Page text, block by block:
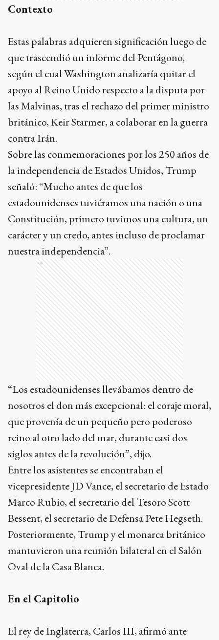
Contexto
Estas palabras adquieren significación luego de
que trascendió un informe del Pentágono,
según el cual Washington analizaría quitar el
apoyo al Reino Unido respecto a la disputa por
las Malvinas, tras el rechazo del primer ministro
británico, Keir Starmer, a colaborar en la guerra
contra Irán.
Sobre las conmemoraciones por los 250 años de
la independencia de Estados Unidos, Trump
señaló: “Mucho antes de que los
estadounidenses tuviéramos una nación o una
Constitución, primero tuvimos una cultura, un
carácter y un credo, antes incluso de proclamar
nuestra independencia”.
Ads
“Los estadounidenses llevábamos dentro de
nosotros el don más excepcional: el coraje moral,
que provenía de un pequeño pero poderoso
reino al otro lado del mar, durante casi dos
siglos antes de la revolución”, dijo.
Entre los asistentes se encontraban el
vicepresidente JD Vance, el secretario de Estado
Marco Rubio, el secretario del Tesoro Scott
Bessent, el secretario de Defensa Pete Hegseth.
Posteriormente, Trump y el monarca británico
mantuvieron una reunión bilateral en el Salón
Oval de la Casa Blanca.
En el Capitolio
El rey de Inglaterra, Carlos III, afirmó ante